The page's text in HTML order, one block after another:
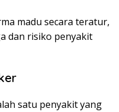
madu secara teratur,
dan risiko penyakit
satu penyakit yang